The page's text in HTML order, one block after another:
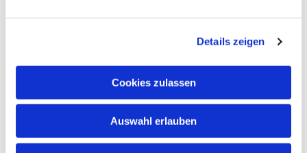
Details zeigen
Cookies zulassen
Auswahl erlauben